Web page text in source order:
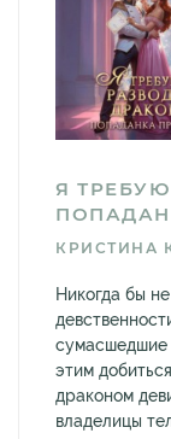
Я
КРИСТИНА
Никогда бы
сумасшедшие
этим
драконом
владелицы